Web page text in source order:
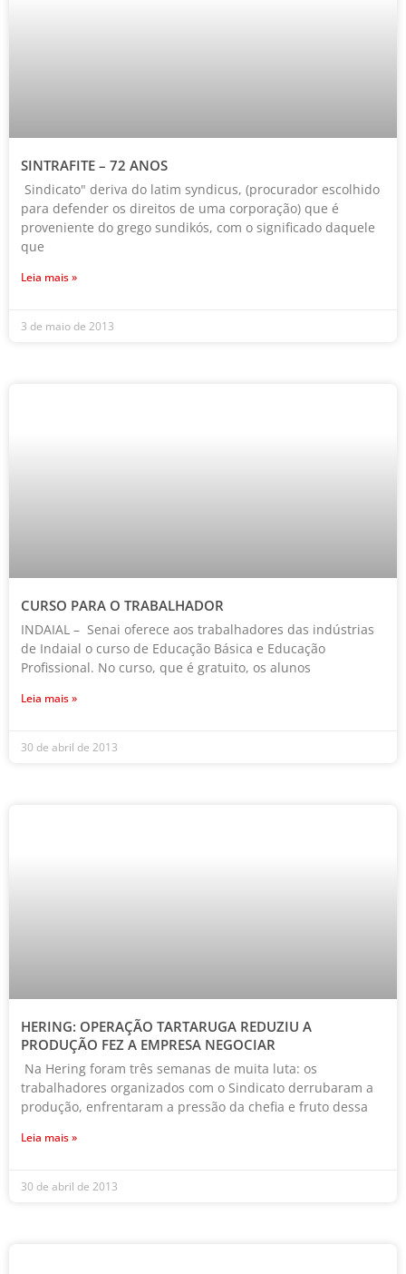
SINTRAFITE – 72 ANOS
Sindicato" deriva do latim syndicus, (procurador escolhido
para defender os direitos de uma corporação) que é
proveniente do grego sundikós, com o significado daquele
que
Leia mais »
3 de maio de 2013
CURSO PARA O TRABALHADOR
INDAIAL – Senai oferece aos trabalhadores das indústrias
de Indaial o curso de Educação Básica e Educação
Profissional. No curso, que é gratuito, os alunos
Leia mais »
30 de abril de 2013
HERING: OPERAÇÃO TARTARUGA REDUZIU A
PRODUÇÃO FEZ A EMPRESA NEGOCIAR
Na Hering foram três semanas de muita luta: os
trabalhadores organizados com o Sindicato derrubaram a
produção, enfrentaram a pressão da chefia e fruto dessa
Leia mais »
30 de abril de 2013